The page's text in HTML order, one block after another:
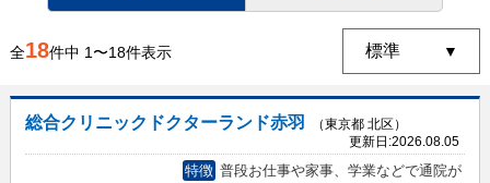
全18件中 1〜18件表示
総合クリニックドクターランド赤羽
（東京都 北区）
更新日:2026.08.05
特徴 普段お仕事や家事、学業などで通院が